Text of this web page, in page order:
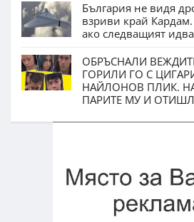
България не видя
взриви край
ако следващият
ОБРЪСНАЛИ
ГОРИЛИ ГО С
НАЙЛОНОВ ПЛИК.
ПАРИТЕ МУ И